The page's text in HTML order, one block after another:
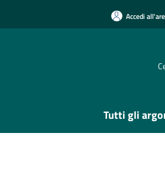
Accedi
Tutti gli